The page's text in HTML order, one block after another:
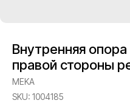
Внутренняя
правой стороны
MEKA
SKU: 1004185